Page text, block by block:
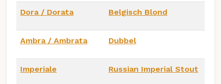
Dora / Dorata Belgisch Blond
Ambra / Ambrata Dubbel
Imperiale Russian Imperial Stout